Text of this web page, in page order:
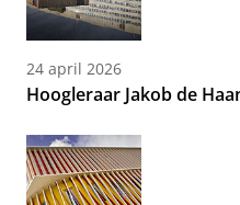
24 april 2026
Hoogleraar Jakob de